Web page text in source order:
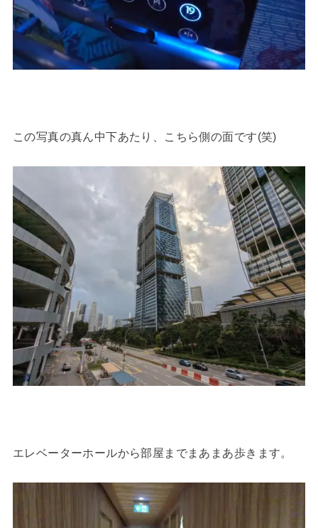
この写真の真ん中下あたり、こちら側の面です(笑)
エレベーターホールから部屋までまあまあ歩きます。